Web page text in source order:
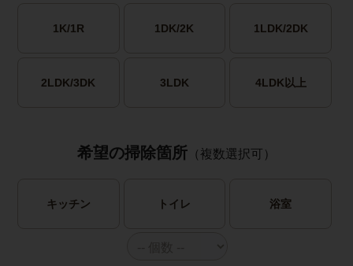
1K/1R 1DK/2K 1LDK/2DK
2LDK/3DK 3LDK 4LDK以上
希望の掃除箇所 （複数選択可）
キッチン トイレ 浴室